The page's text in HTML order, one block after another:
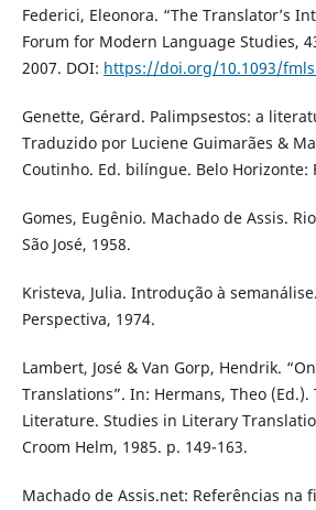
Federici, Eleonora. “The Translator’s
Forum for Modern Language Studies,
2007. DOI: https://doi.org/10.1093/
Genette, Gérard. Palimpsestos: a
Traduzido por Luciene Guimarães &
Coutinho. Ed. bilíngue. Belo Horizonte:
Gomes, Eugênio. Machado de Assis.
São José, 1958.
Kristeva, Julia. Introdução à
Perspectiva, 1974.
Lambert, José & Van Gorp, Hendrik.
Translations”. In: Hermans, Theo
Literature. Studies in Literary
Croom Helm, 1985. p. 149-163.
Machado de Assis.net: Referências na